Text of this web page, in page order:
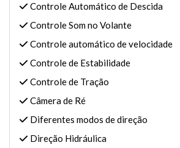
Controle Automático de Descida
Controle Som no Volante
Controle automático de velocidade
Controle de Estabilidade
Controle de Tração
Câmera de Ré
Diferentes modos de direção
Direção Hidráulica